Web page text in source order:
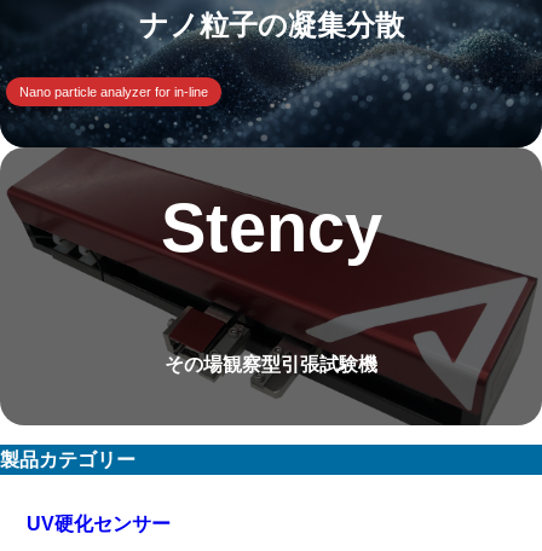
ナノ粒子の凝集分散
Nano particle analyzer for in-line
Stency
その場観察型引張試験機
製品カテゴリー
UV硬化センサー